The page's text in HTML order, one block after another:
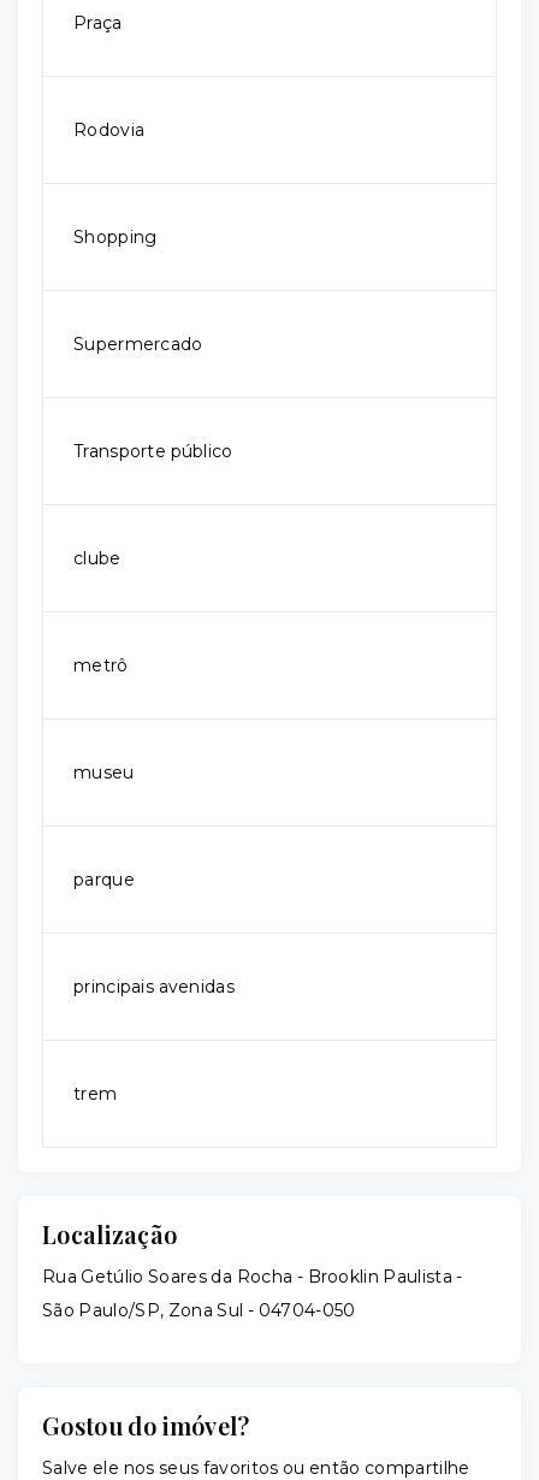
Praça
Rodovia
Shopping
Supermercado
Transporte público
clube
metrô
museu
parque
principais avenidas
trem
Localização
Rua Getúlio Soares da Rocha - Brooklin Paulista -
São Paulo/SP, Zona Sul - 04704-050
Gostou do imóvel?
Salve ele nos seus favoritos ou então compartilhe